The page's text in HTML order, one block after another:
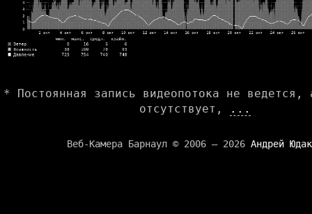
* Постоянная запись видеопотока не ведется,
отсутствует,
...
Веб-Камера Барнаул © 2006 — 2026 Андрей